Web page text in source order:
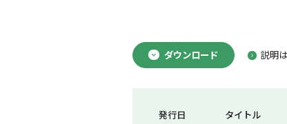
ダウンロード 説明
発行日 タイトル